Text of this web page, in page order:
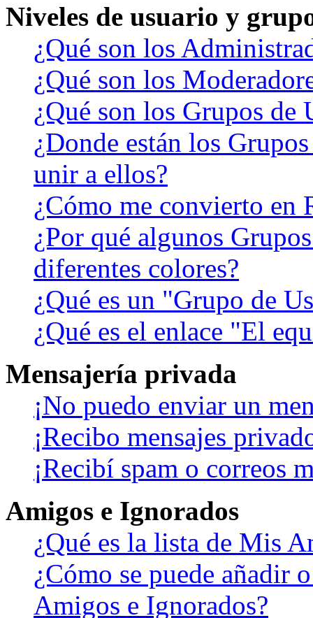
Niveles de usuario y
¿Qué son los
¿Qué son los
¿Qué son los Grupos de
¿Donde están los
unir a ellos?
¿Cómo me convierto en
¿Por qué algunos
diferentes colores?
¿Qué es un "Grupo de
¿Qué es el enlace "El
Mensajería privada
¡No puedo enviar un
¡Recibo mensajes
¡Recibí spam o correos
Amigos e Ignorados
¿Qué es la lista de Mis
¿Cómo se puede añadir
Amigos e Ignorados?